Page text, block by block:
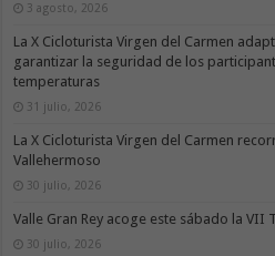
3 agosto, 2026
La X Cicloturista Virgen del Carmen
garantizar la seguridad de los
temperaturas
31 julio, 2026
La X Cicloturista Virgen del Carmen
Vallehermoso
30 julio, 2026
Valle Gran Rey acoge este sábado la VII
30 julio, 2026